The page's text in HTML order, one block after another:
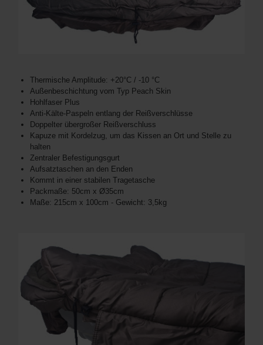
Thermische Amplitude: +20°C / -10 °C
Außenbeschichtung vom Typ Peach Skin
Hohlfaser Plus
Anti-Kälte-Paspeln entlang der Reißverschlüsse
Doppelter übergroßer Reißverschluss
Kapuze mit Kordelzug, um das Kissen an Ort und Stelle zu
halten
Zentraler Befestigungsgurt
Aufsatztaschen an den Enden
Kommt in einer stabilen Tragetasche
Packmaße: 50cm x Ø35cm
Maße: 215cm x 100cm - Gewicht: 3,5kg